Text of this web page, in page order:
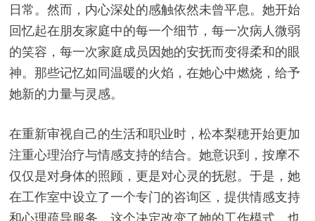
日常。然而，内心深处的感触依然未曾平息。她开始
回忆起在朋友家庭中的每一个细节，每一次病人微弱
的笑容，每一次家庭成员因她的安抚而变得柔和的眼
神。那些记忆如同温暖的火焰，在她心中燃烧，给予
她新的力量与灵感。
在重新审视自己的生活和职业时，松本梨穂开始更加
注重心理治疗与情感支持的结合。她意识到，按摩不
仅仅是对身体的照顾，更是对心灵的抚慰。于是，她
在工作室中设立了一个专门的咨询区，提供情感支持
和心理疏导服务。这个决定改变了她的工作模式，也